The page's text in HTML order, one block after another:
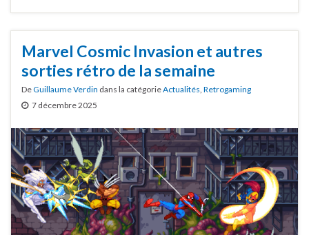
Marvel Cosmic Invasion et autres
sorties rétro de la semaine
DeGuillaume Verdin dans la catégorieActualités Retrogaming
7 décembre 2025